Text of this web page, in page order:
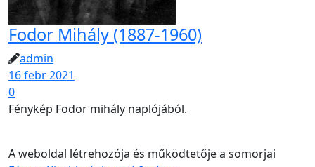
Fodor Mihály (1887-1960)
admin
16 febr 2021
0
Fénykép Fodor mihály naplójából.
A weboldal létrehozója és működtetője a somorjai